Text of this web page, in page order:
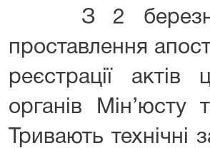
З 2 березня
проставлення
реєстрації актів
органів Мін’юсту
Тривають